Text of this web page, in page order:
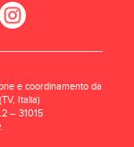
e coordinamento da
Italia)
– 31015